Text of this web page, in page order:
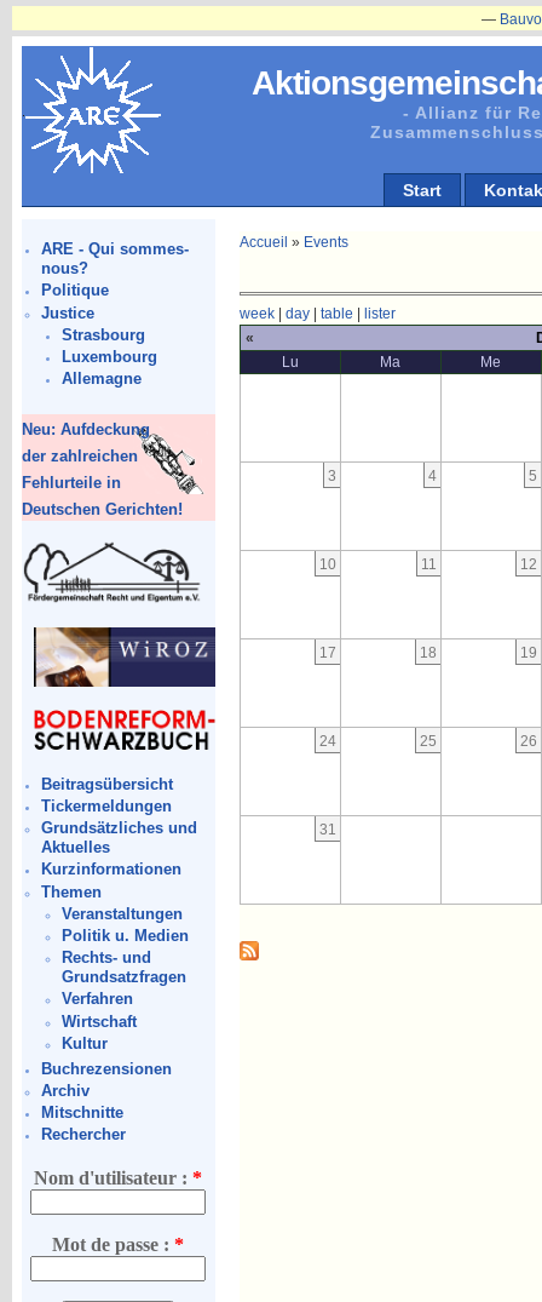
- Allianz für
Start
ARE - Qui sommes-
nous?
Politique
Justice
Strasbourg
Luxembourg
Allemagne
Neu: Aufdeckung
der zahlreichen
Fehlurteile in
Deutschen Gerichten!
Beitragsübersicht
Tickermeldungen
Grundsätzliches und
Aktuelles
Kurzinformationen
Themen
Veranstaltungen
Politik u. Medien
Rechts- und
Grundsatzfragen
Verfahren
Wirtschaft
Kultur
Buchrezensionen
Archiv
Mitschnitte
Rechercher
Nom d'utilisateur :*
Mot de passe :*
Accueil » Events
week| day| table
lister
«
Lu
Ma Me
3 4 5
10 11 12
17 18 19
24 25 26
31